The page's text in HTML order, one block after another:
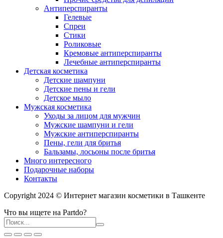
Антиперспиранты
Гелевые
Спреи
Стики
Роликовые
Кремовые антиперспиранты
Лечебные антиперспиранты
Детская косметика
Детские шампуни
Детские пены и гели
Детское мыло
Мужская косметика
Уходы за лицом для мужчин
Мужские шампуни и гели
Мужские антиперспиранты
Пены, гели для бритья
Бальзамы, лосьоны после бритья
Много интересного
Подарочные наборы
Контакты
Copyright 2024 © Интернет магазин косметики в Ташкенте
Что вы ищете на Partdo?